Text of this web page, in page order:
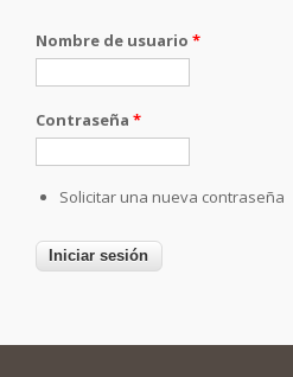
Nombre de usuario *
Contraseña *
Solicitar una nueva contraseña